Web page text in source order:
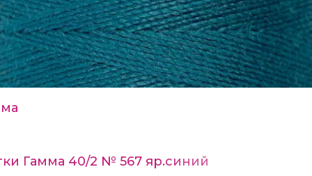
Гамма 40/2 № 567 яр.синий